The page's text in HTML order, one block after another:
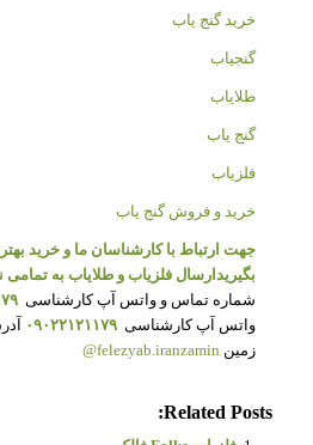
خرید گنج یاب
گنجیاب
طلایاب
گنج یاب
فلزیاب
خرید و فروش گنج یاب
جهت ارتباط با کارشناسان ما و خرید
بگیریدارسال فلزیاب و طلایاب به تمامی
شماره تماس و واتس آپ کارشناسی
واتس آپ کارشناسی ۰۹۰۲۲۱۲۱۱۷۹
زمین felezyab.iranzamin@
Related Posts: